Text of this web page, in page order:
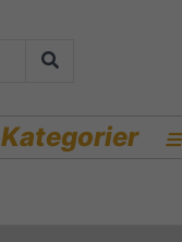
Kategorier 